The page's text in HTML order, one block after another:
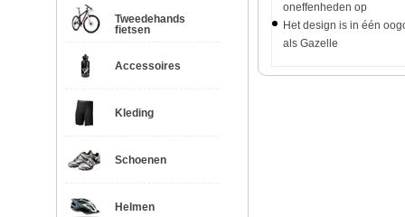
Tweedehands
fietsen
Accessoires
Kleding
Schoenen
Helmen
oneffenheden op
Het design is in één
als Gazelle